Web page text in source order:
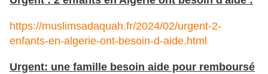
https://muslimsadaquah.fr/2024/02/urgent-2-
enfants-en-algerie-ont-besoin-d-aide.html
Urgent: une famille besoin aide pour remboursé